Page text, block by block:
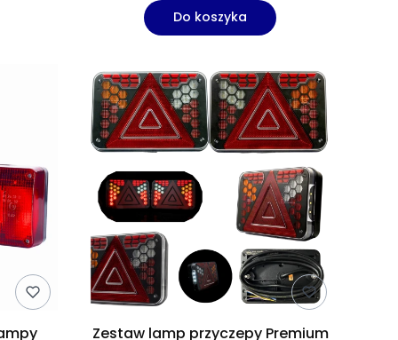
Do koszyka
Zestaw lamp przyczepy Premium